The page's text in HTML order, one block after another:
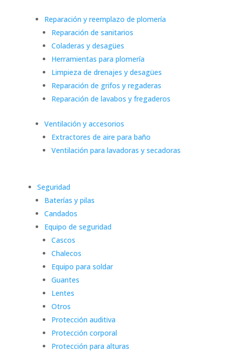
Reparación y reemplazo de plomería
Reparación de sanitarios
Coladeras y desagües
Herramientas para plomería
Limpieza de drenajes y desagües
Reparación de grifos y regaderas
Reparación de lavabos y fregaderos
Ventilación y accesorios
Extractores de aire para baño
Ventilación para lavadoras y secadoras
Seguridad
Baterías y pilas
Candados
Equipo de seguridad
Cascos
Chalecos
Equipo para soldar
Guantes
Lentes
Otros
Protección auditiva
Protección corporal
Protección para alturas